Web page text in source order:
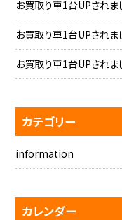
お買取り車1台UPされま
お買取り車1台UPされま
お買取り車1台UPされま
カテゴリー
information
カレンダー